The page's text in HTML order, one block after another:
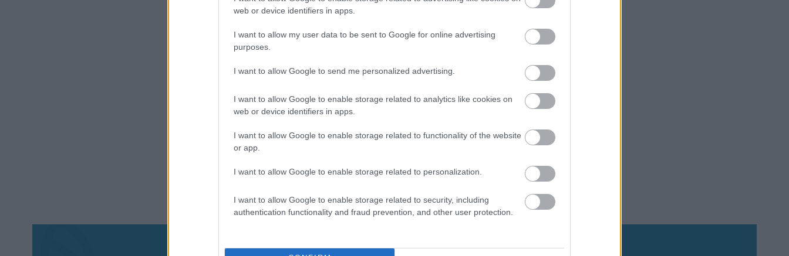
web or device identifiers in apps.
I want to allow my user data to be sent to Google for online advertising
purposes.
I want to allow Google to send me personalized advertising.
I want to allow Google to enable storage related to analytics like cookies on
web or device identifiers in apps.
I want to allow Google to enable storage related to functionality of the website
or app.
I want to allow Google to enable storage related to personalization.
I want to allow Google to enable storage related to security, including
authentication functionality and fraud prevention, and other user protection.
Aκολουθήστε μας